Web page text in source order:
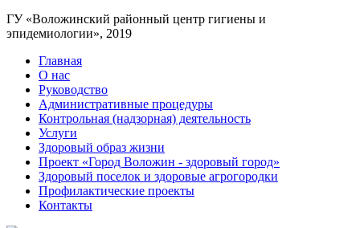
ГУ «Воложинский районный центр гигиены и
эпидемиологии», 2019
Главная
О нас
Руководство
Административные процедуры
Контрольная (надзорная) деятельность
Услуги
Здоровый образ жизни
Проект «Город Воложин - здоровый город»
Здоровый поселок и здоровые агрогородки
Профилактические проекты
Контакты